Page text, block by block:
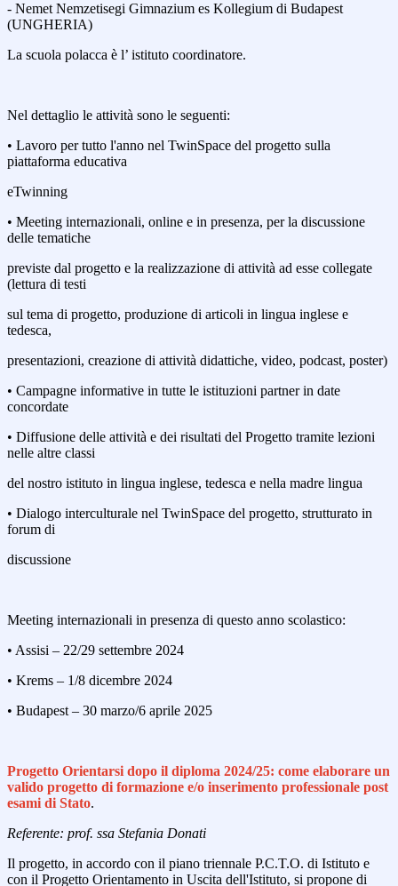
- Nemet Nemzetisegi Gimnazium es Kollegium di Budapest
(UNGHERIA)
La scuola polacca è l’ istituto coordinatore.
Nel dettaglio le attività sono le seguenti:
• Lavoro per tutto l'anno nel TwinSpace del progetto sulla
piattaforma educativa
eTwinning
• Meeting internazionali, online e in presenza, per la discussione
delle tematiche
previste dal progetto e la realizzazione di attività ad esse collegate
(lettura di testi
sul tema di progetto, produzione di articoli in lingua inglese e
tedesca,
presentazioni, creazione di attività didattiche, video, podcast, poster)
• Campagne informative in tutte le istituzioni partner in date
concordate
• Diffusione delle attività e dei risultati del Progetto tramite lezioni
nelle altre classi
del nostro istituto in lingua inglese, tedesca e nella madre lingua
• Dialogo interculturale nel TwinSpace del progetto, strutturato in
forum di
discussione
Meeting internazionali in presenza di questo anno scolastico:
• Assisi – 22/29 settembre 2024
• Krems – 1/8 dicembre 2024
• Budapest – 30 marzo/6 aprile 2025
Progetto Orientarsi dopo il diploma 2024/25: come elaborare un
valido progetto di formazione e/o inserimento professionale post
esami di Stato.
Referente: prof. ssa Stefania Donati
Il progetto, in accordo con il piano triennale P.C.T.O. di Istituto e
con il Progetto Orientamento in Uscita dell'Istituto, si propone di